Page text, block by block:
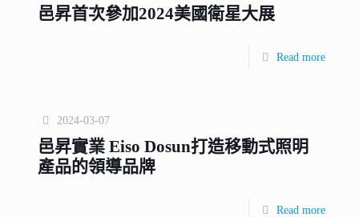
邑昇首次參加2024美國衛星大展
Read more
2024-03-07
邑昇實業 Eiso Dosun打造移動式照明
產品的領導品牌
Read more